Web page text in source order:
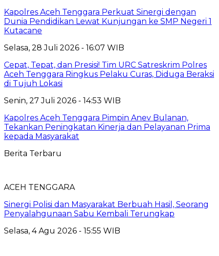
Kapolres Aceh Tenggara Perkuat Sinergi dengan
Dunia Pendidikan Lewat Kunjungan ke SMP Negeri 1
Kutacane
Selasa, 28 Juli 2026 - 16:07 WIB
Cepat, Tepat, dan Presisi! Tim URC Satreskrim Polres
Aceh Tenggara Ringkus Pelaku Curas, Diduga Beraksi
di Tujuh Lokasi
Senin, 27 Juli 2026 - 14:53 WIB
Kapolres Aceh Tenggara Pimpin Anev Bulanan,
Tekankan Peningkatan Kinerja dan Pelayanan Prima
kepada Masyarakat
Berita Terbaru
ACEH TENGGARA
Sinergi Polisi dan Masyarakat Berbuah Hasil, Seorang
Penyalahgunaan Sabu Kembali Terungkap
Selasa, 4 Agu 2026 - 15:55 WIB